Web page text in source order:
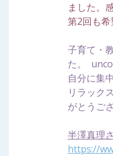
ました。
第2回も
子育て・
た。
自分に集
リラック
がとうご
半澤真理
https://